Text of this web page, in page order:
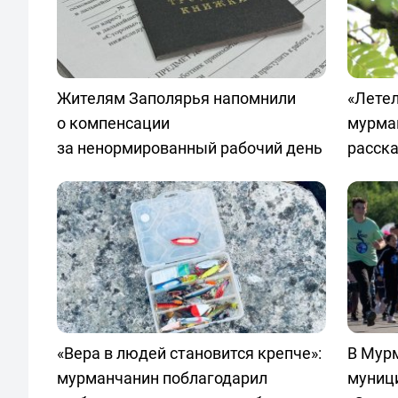
Жителям Заполярья напомнили
о компенсации
за ненормированный рабочий день
«Вера в людей становится крепче»:
мурманчанин поблагодарил
В